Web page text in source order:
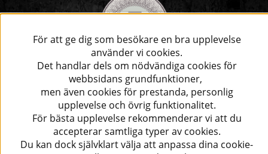
För att ge dig som besökare en bra upplevelse
använder vi cookies.
Det handlar dels om nödvändiga cookies för
webbsidans grundfunktioner,
men även cookies för prestanda, personlig
upplevelse och övrig funktionalitet.
För bästa upplevelse rekommenderar vi att du
accepterar samtliga typer av cookies.
Du kan dock självklart välja att anpassa dina cookie-